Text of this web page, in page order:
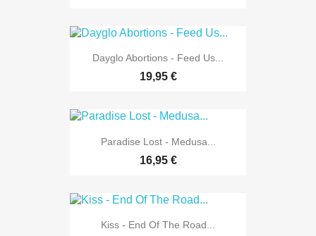
Dayglo Abortions - Feed Us...
19,95 €
Paradise Lost - Medusa...
16,95 €
Kiss - End Of The Road...